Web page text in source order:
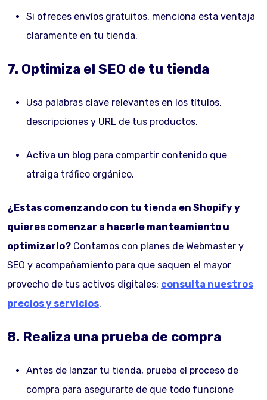
Si ofreces envíos gratuitos, menciona esta ventaja
claramente en tu tienda.
7. Optimiza el SEO de tu tienda
Usa palabras clave relevantes en los títulos,
descripciones y URL de tus productos.
Activa un blog para compartir contenido que
atraiga tráfico orgánico.
¿Estas comenzando con tu tienda en Shopify y
quieres comenzar a hacerle manteamiento u
optimizarlo? Contamos con planes de Webmaster y
SEO y acompañamiento para que saquen el mayor
provecho de tus activos digitales: consulta nuestros
precios y servicios.
8. Realiza una prueba de compra
Antes de lanzar tu tienda, prueba el proceso de
compra para asegurarte de que todo funcione